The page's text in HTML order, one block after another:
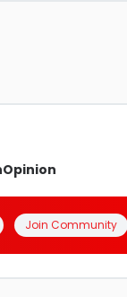
Opinion
Join Community